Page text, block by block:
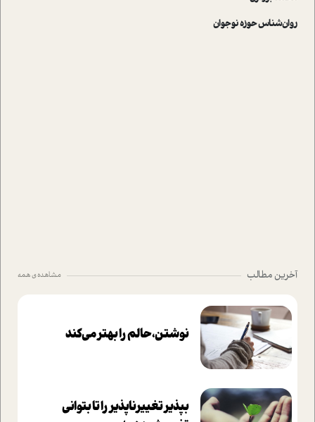
روان‌شناس حوزه نوجوان
آخرین مطالب مشاهده ی همه
نوشتن، حالم را بهتر می‌کند
بپذير تغييرناپذير را تا بتواني